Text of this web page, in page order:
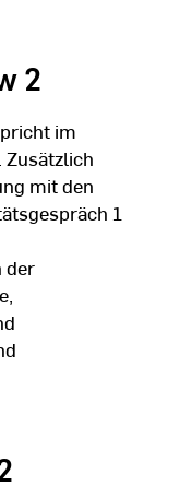
2
im
Zusätzlich
mit den
1
der